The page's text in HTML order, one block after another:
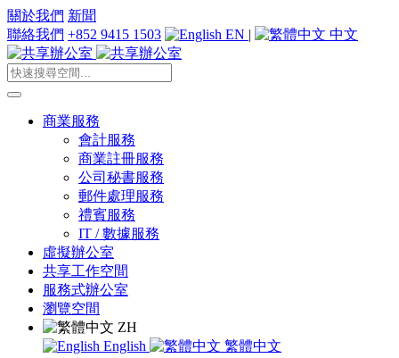
關於我們 新聞
聯絡我們 +852 9415 1503 EN | 中文
商業服務
會計服務
商業註冊服務
公司秘書服務
郵件處理服務
禮賓服務
IT / 數據服務
虛擬辦公室
共享工作空間
服務式辦公室
瀏覽空間
ZH
English
繁體中文